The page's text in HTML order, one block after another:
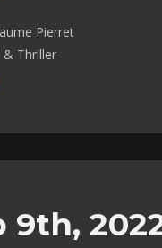
Pierret
Thriller
9th,